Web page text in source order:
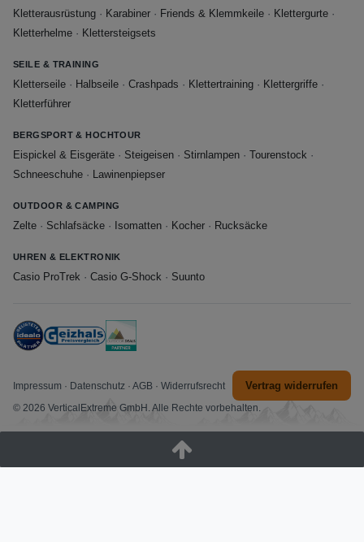
Kletterausrüstung · Karabiner · Friends & Klemmkeile · Klettergurte ·
Kletterhelme · Klettersteigsets
SEILE & TRAINING
Kletterseile · Halbseile · Crashpads · Klettertraining · Klettergriffe ·
Kletterführer
BERGSPORT & HOCHTOUR
Eispickel & Eisgeräte · Steigeisen · Stirnlampen · Tourenstock ·
Schneeschuhe · Lawinenpiepser
OUTDOOR & CAMPING
Zelte · Schlafsäcke · Isomatten · Kocher · Rucksäcke
UHREN & ELEKTRONIK
Casio ProTrek · Casio G-Shock · Suunto
Impressum · Datenschutz · AGB · Widerrufsrecht Vertrag widerrufen
© 2026 VerticalExtreme GmbH. Alle Rechte vorbehalten.